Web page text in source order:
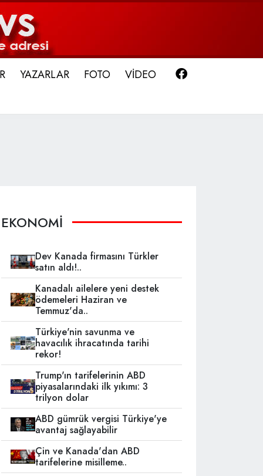
YAZARLAR FOTO VİDEO
EKONOMİ
Dev Kanada firmasını Türkler
satın aldı!..
Kanadalı ailelere yeni destek
ödemeleri Haziran ve
Temmuz'da..
Türkiye'nin savunma ve
havacılık ihracatında tarihi
rekor!
Trump'ın tarifelerinin ABD
piyasalarındaki ilk yıkımı: 3
trilyon dolar
ABD gümrük vergisi Türkiye'ye
avantaj sağlayabilir
Çin ve Kanada'dan ABD
tarifelerine misilleme..